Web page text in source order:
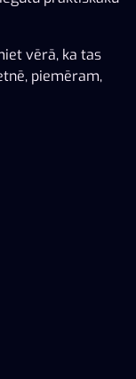
- Megaways,
spēles,
utt. Vārdu
vērā, ka tas
piemēram,